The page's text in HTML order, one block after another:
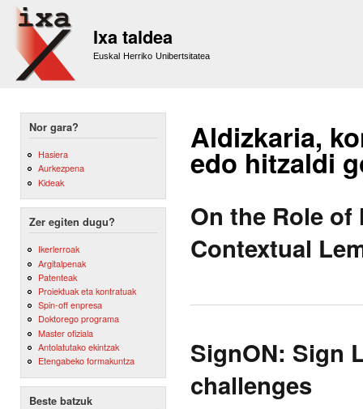
Ixa taldea
Euskal Herriko Unibertsitatea
Nor gara?
Hasiera
Aurkezpena
Kideak
Zer egiten dugu?
Ikerlerroak
Argitalpenak
Patenteak
Proiektuak eta kontratuak
Spin-off enpresa
Doktorego programa
Master ofiziala
Antolatutako ekintzak
Etengabeko formakuntza
Beste batzuk
Aldizkaria,
edo hitzaldi
On the Role
Contextual
SignON: Sign
challenges